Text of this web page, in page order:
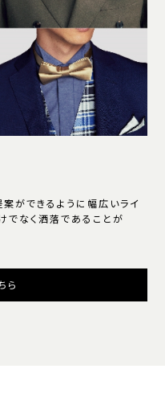
ができるように幅広いライ
でなく洒落であることが
ら